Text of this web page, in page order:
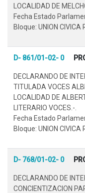
LOCALIDAD DE
Fecha Estado
Bloque: UNION CIVICA
D- 861/01-02- 0
DECLARANDO DE
TITULADA VOCES
LOCALIDAD DE
LITERARIO VOCES.-.
Fecha Estado
Bloque: UNION CIVICA
D- 768/01-02- 0
DECLARANDO DE
CONCIENTIZACION